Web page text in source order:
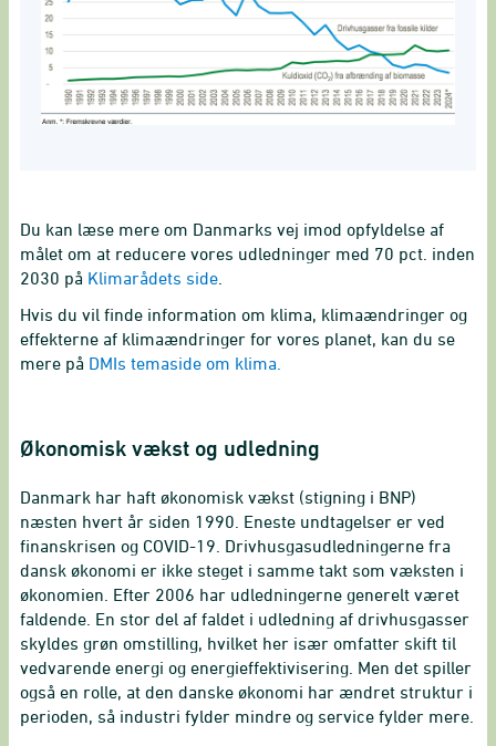
Du kan læse mere om Danmarks vej imod opfyldelse af
målet om at reducere vores udledninger med 70 pct. inden
2030 på Klimarådets side
Hvis du vil finde information om klima, klimaændringer og
effekterne af klimaændringer for vores planet, kan du se
mere på DMIs temaside om klima.
Økonomisk vækst og udledning
Danmark har haft økonomisk vækst (stigning i BNP)
næsten hvert år siden 1990. Eneste undtagelser er ved
finanskrisen og COVID-19. Drivhusgasudledningerne fra
dansk økonomi er ikke steget i samme takt som væksten i
økonomien. Efter 2006 har udledningerne generelt været
faldende. En stor del af faldet i udledning af drivhusgasser
skyldes grøn omstilling, hvilket her især omfatter skift til
vedvarende energi og energieffektivisering. Men det spiller
også en rolle, at den danske økonomi har ændret struktur i
perioden, så industri fylder mindre og service fylder mere.